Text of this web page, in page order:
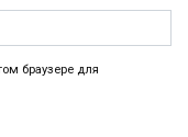
браузере для